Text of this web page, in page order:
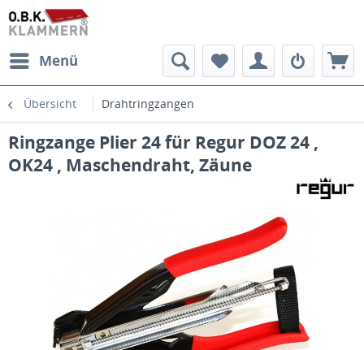
Menü
Übersicht Drahtringzangen
Ringzange Plier 24 für Regur DOZ 24 ,
OK24 , Maschendraht, Zäune